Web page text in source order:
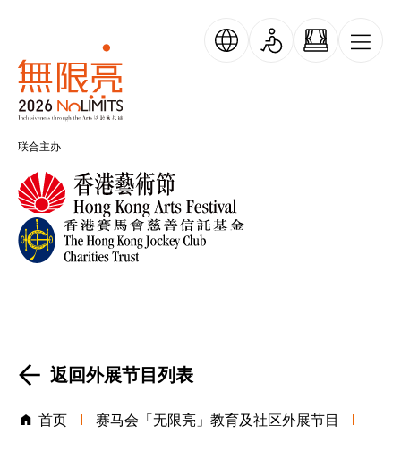
联合主办
返回外展节目列表
首页 赛马会「无限亮」教育及社区外展节目